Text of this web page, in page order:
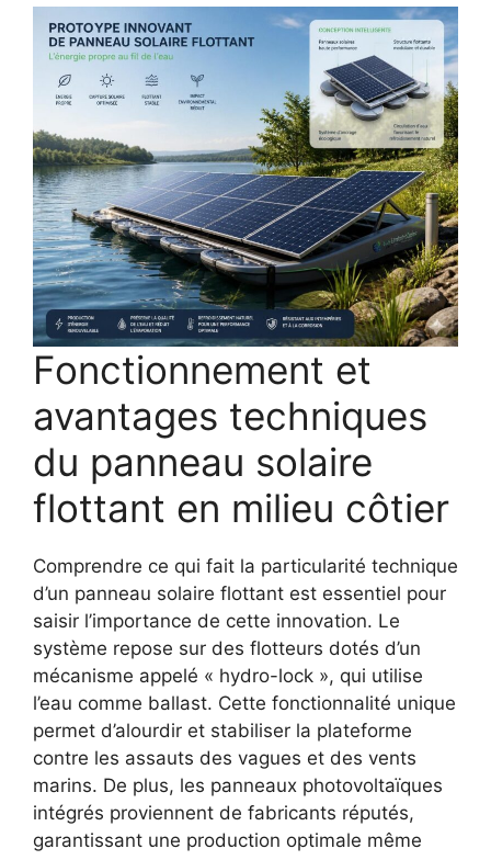
Fonctionnement et
avantages techniques
du panneau solaire
flottant en milieu côtier
Comprendre ce qui fait la particularité technique
d’un panneau solaire flottant est essentiel pour
saisir l’importance de cette innovation. Le
système repose sur des flotteurs dotés d’un
mécanisme appelé « hydro-lock », qui utilise
l’eau comme ballast. Cette fonctionnalité unique
permet d’alourdir et stabiliser la plateforme
contre les assauts des vagues et des vents
marins. De plus, les panneaux photovoltaïques
intégrés proviennent de fabricants réputés,
garantissant une production optimale même